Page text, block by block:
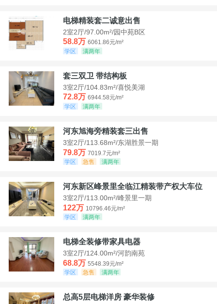
电梯精装套二诚意出售
2室2厅/97.00m²/园中苑B区
58.8万 6061.86元/m²
学区
满两年
套三双卫 带结构板
3室2厅/104.83m²/喜悦美湖
72.8万 6944.58元/m²
学区
满两年
河东旭海旁精装套三出售
3室2厅/113.68m²/东湖胜景一期
79.8万 7019.7元/m²
学区
急售 满两年
河东新区峰景里全临江精装带产权大车位
3室2厅/113.00m²/峰景里一期
122万 10796.46元/m²
学区
满两年
电梯全装修带家具电器
3室2厅/124.00m²/河韵南苑
68.8万 5548.39元/m²
学区
急售 满两年
总高5层电梯洋房 豪华装修